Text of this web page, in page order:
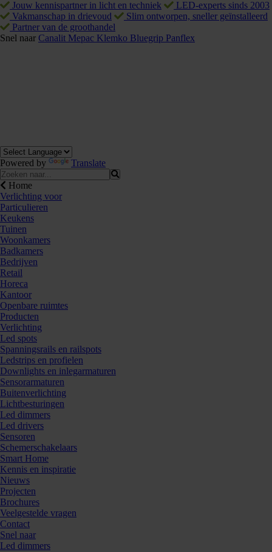
Jouw kennispartner in licht en techniek
LED-experts sinds 2003
Vakmanschap in drievoud
Slim ontworpen, sneller geïnstalleerd
Partner van de groothandel
Snel naar Canalit Mepac Klemko Bluegrip Panflex
Powered by Translate
Home
Verlichting voor
Particulieren
Keukens
Tuinen
Woonkamers
Badkamers
Bedrijven
Retail
Horeca
Kantoor
Openbare ruimtes
Producten
Verlichting
Led spots
Spanningsrails en railspots
Ledstrips en profielen
Downlights en inlegarmaturen
Sensorarmaturen
Buitenverlichting
Lichtbesturingen
Led dimmers
Led drivers
Sensoren
Schemerschakelaars
Smart Home
Kennis en inspiratie
Nieuws
Projecten
Brochures
Veelgestelde vragen
Contact
Snel naar
Led dimmers